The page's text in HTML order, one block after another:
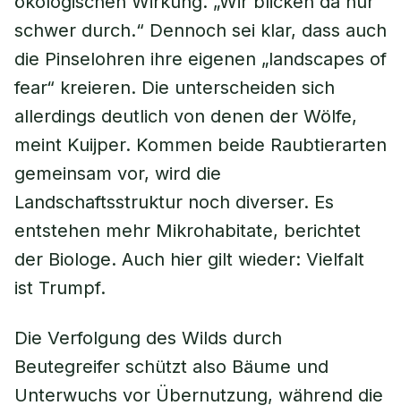
schwer durch.“ Dennoch sei klar, dass auch
die Pinselohren ihre eigenen „landscapes of
fear“ kreieren. Die unterscheiden sich
allerdings deutlich von denen der Wölfe,
meint Kuijper. Kommen beide Raubtierarten
gemeinsam vor, wird die
Landschaftsstruktur noch diverser. Es
entstehen mehr Mikrohabitate, berichtet
der Biologe. Auch hier gilt wieder: Vielfalt
ist Trumpf.
Die Verfolgung des Wilds durch
Beutegreifer schützt also Bäume und
Unterwuchs vor Übernutzung, während die